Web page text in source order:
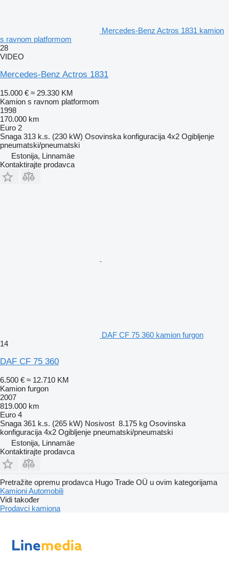
Mercedes-Benz Actros 1831 kamion
s ravnom platformom
28
VIDEO
Mercedes-Benz Actros 1831
15.000 € ≈ 29.330 KM
Kamion s ravnom platformom
1998
170.000 km
Euro 2
Snaga 313 k.s. (230 kW) Osovinska konfiguracija 4x2 Ogibljenje
pneumatski/pneumatski
Estonija, Linnamäe
Kontaktirajte prodavca
DAF CF 75 360 kamion furgon
14
DAF CF 75 360
6.500 € ≈ 12.710 KM
Kamion furgon
2007
819.000 km
Euro 4
Snaga 361 k.s. (265 kW) Nosivost 8.175 kg Osovinska
konfiguracija 4x2 Ogibljenje pneumatski/pneumatski
Estonija, Linnamäe
Kontaktirajte prodavca
Pretražite opremu prodavca Hugo Trade OÜ u ovim kategorijama
KamioniAutomobili
Vidi također
Prodavci kamiona